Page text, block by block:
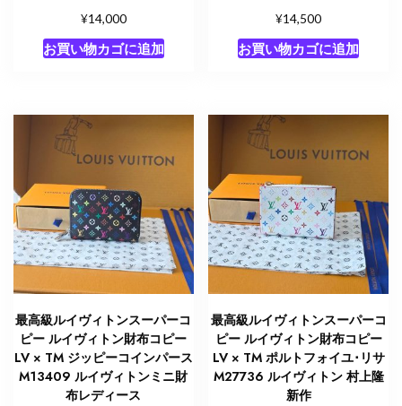
¥14,000
お買い物カゴに追加
¥14,500
お買い物カゴに追加
最高級ルイヴィトンスーパーコ
ピー ルイヴィトン財布コピー
LV × TM ジッピーコインパース
M13409 ルイヴィトンミニ財
布レディース
最高級ルイヴィトンスーパーコ
ピー ルイヴィトン財布コピー
LV × TM ポルトフォイユ･リサ
M27736 ルイヴィトン 村上隆
新作